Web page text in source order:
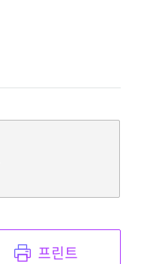
프린트